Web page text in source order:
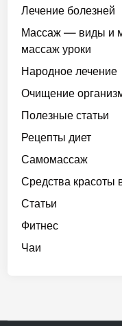
Лечение болезней
Массаж — виды и
массаж уроки
Народное лечение
Очищение
Полезные статьи
Рецепты диет
Самомассаж
Средства красоты
Статьи
Фитнес
Чаи